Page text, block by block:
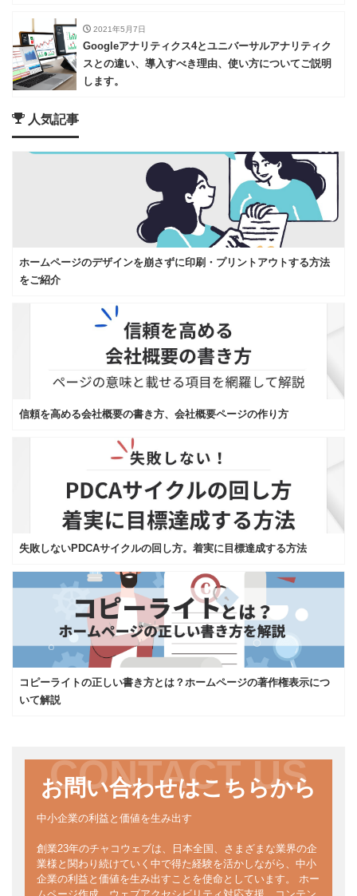
2021年5月7日
Googleアナリティクス4とユニバーサルアナリティク
スとの違い、導入すべき理由、使い方についてご説明
します。
人気記事
ホームページのデザインを崩さずに印刷・プリントアウトする方法
をご紹介
信頼を高める会社概要の書き方、会社概要ページの作り方
失敗しないPDCAサイクルの回し方。着実に目標達成する方法
コピーライトの正しい書き方とは？ホームページの著作権表示につ
いて解説
CONTACT US
お問い合わせはこちらから
中小企業の利益と価値を生み出す
創業23年のチャコウェブは、日本全国、さまざまな業界の企
業様と関わり続けていく中で得た経験を活かしながら、中小
企業の利益と価値を生み出すことを使命としています。 ホー